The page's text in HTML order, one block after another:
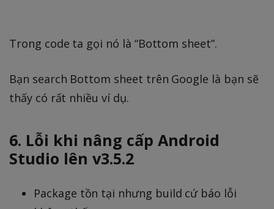
Trong code ta gọi nó là “Bottom sheet”.
Bạn search Bottom sheet trên Google là bạn sẽ
thấy có rất nhiều ví dụ.
6. Lỗi khi nâng cấp Android
Studio lên v3.5.2
Package tồn tại nhưng build cứ báo lỗi